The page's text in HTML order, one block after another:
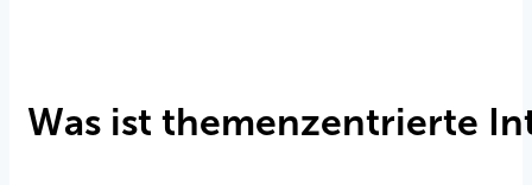
Was ist themenzentrierte